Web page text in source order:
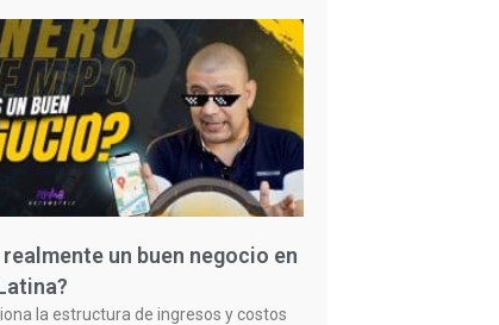
realmente un buen negocio en
la estructura de ingresos y costos